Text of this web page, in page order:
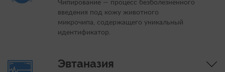
Чипирование — процесс безболезненного
введения под кожу животного
микрочипа, содержащего уникальный
идентификатор.
Эвтаназия